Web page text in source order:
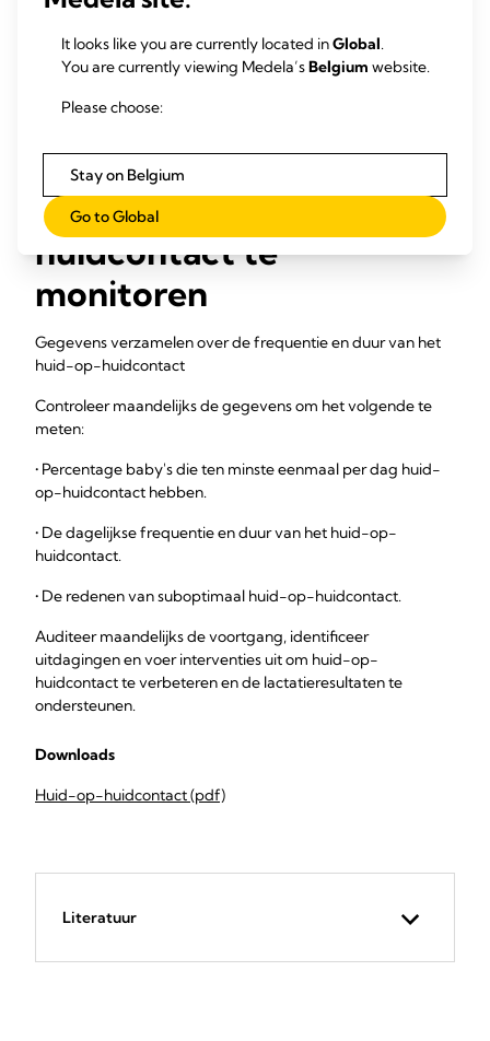
praktijk niet is uitgevoerd in het logboek met
Zorg voor een NICU-omgeving die ouders
ondersteunt bij uitgebreid huid-op-huidcontact bij elk
ouderlijk bezoek door middel van comfortabele
zitplaatsen, ruimte en toegang voor bezoeken.
Hoe huid-op-
huidcontact te
monitoren
Gegevens verzamelen over de frequentie en duur van het
huid-op-huidcontact
Controleer maandelijks de gegevens om het volgende te
meten:
• Percentage baby's die ten minste eenmaal per dag huid-
op-huidcontact hebben.
• De dagelijkse frequentie en duur van het huid-op-
huidcontact.
• De redenen van suboptimaal huid-op-huidcontact.
Auditeer maandelijks de voortgang, identificeer
uitdagingen en voer interventies uit om huid-op-
huidcontact te verbeteren en de lactatieresultaten te
ondersteunen.
Downloads
Huid-op-huidcontact (pdf)
Literatuur
It looks like you are currently located inGlobal.
You are currently viewing Medela’sBelgium website.
Please choose:
Stay on Belgium
Go to Global